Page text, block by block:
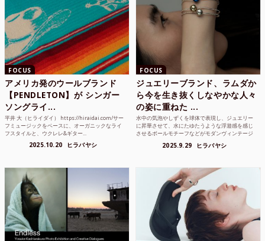
FOCUS
アメリカ発のウールブランド
【PENDLETON】が シンガー
ソングライ...
平井 大（ヒライダイ） https://hiraidai.com/サー
フミュージックをベースに、オーガニックなライ
フスタイルと、ウクレレ&ギター...
2025.10.20 ヒラバヤシ
FOCUS
ジュエリーブランド、ラムダか
ら今を生き抜くしなやかな人々
の姿に重ねた ...
水中の気泡やしずくを球体で表現し、ジュエリー
に昇華させて、水にたゆたうような浮遊感を感じ
させるボールモチーフなどがモダンヴィンテージ
2025.9.29 ヒラバヤシ